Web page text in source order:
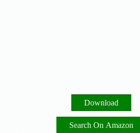
Download
Search On Amazon